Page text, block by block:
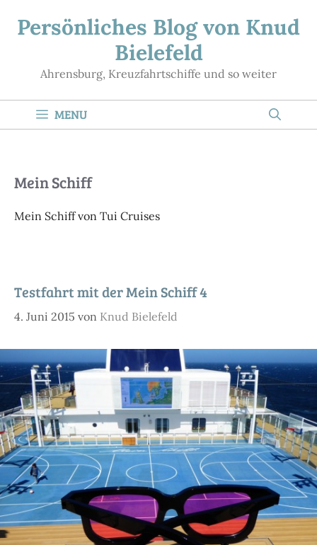
InhaltPersönliches Blog von Knud
Bielefeld
Ahrensburg, Kreuzfahrtschiffe und so weiter
MENU
Mein Schiff
Mein Schiff von Tui Cruises
Testfahrt mit der Mein Schiff 4
4. Juni 2015 von Knud Bielefeld